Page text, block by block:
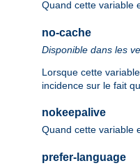
Quand cette variable
no-cache
Disponible dans les
Lorsque cette
incidence sur le fait
nokeepalive
Quand cette variable
prefer-language